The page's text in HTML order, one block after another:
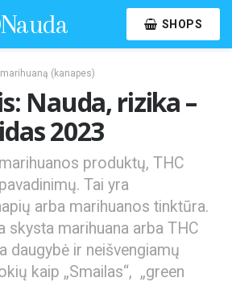
SHOPS
(kanapes)
Nauda, rizika –
2023
produktų, THC
Tai yra
arba marihuanos tinktūra.
skysta marihuana arba THC
daugybė ir neišvengiamų
kaip „Smailas“, „green